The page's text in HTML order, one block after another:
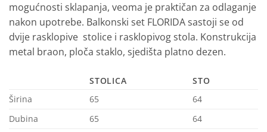
mogućnosti sklapanja, veoma je praktičan za odlaganje
nakon upotrebe. Balkonski set FLORIDA sastoji se od
dvije rasklopive stolice i rasklopivog stola. Konstrukcija
metal braon, ploča staklo, sjedišta platno dezen.
STOLICA
STO
Širina
65
64
Dubina
65
64